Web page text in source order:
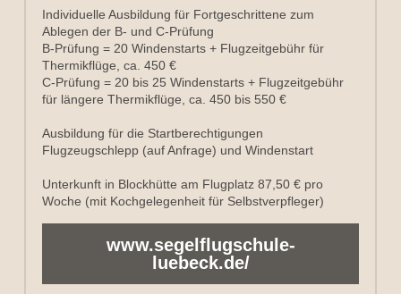
Individuelle Ausbildung für Fortgeschrittene zum
Ablegen der B- und C-Prüfung
B-Prüfung = 20 Windenstarts + Flugzeitgebühr für
Thermikflüge, ca. 450 €
C-Prüfung = 20 bis 25 Windenstarts + Flugzeitgebühr
für längere Thermikflüge, ca. 450 bis 550 €
Ausbildung für die Startberechtigungen
Flugzeugschlepp (auf Anfrage) und Windenstart
Unterkunft in Blockhütte am Flugplatz 87,50 € pro
Woche (mit Kochgelegenheit für Selbstverpfleger)
www.segelflugschule-
luebeck.de/